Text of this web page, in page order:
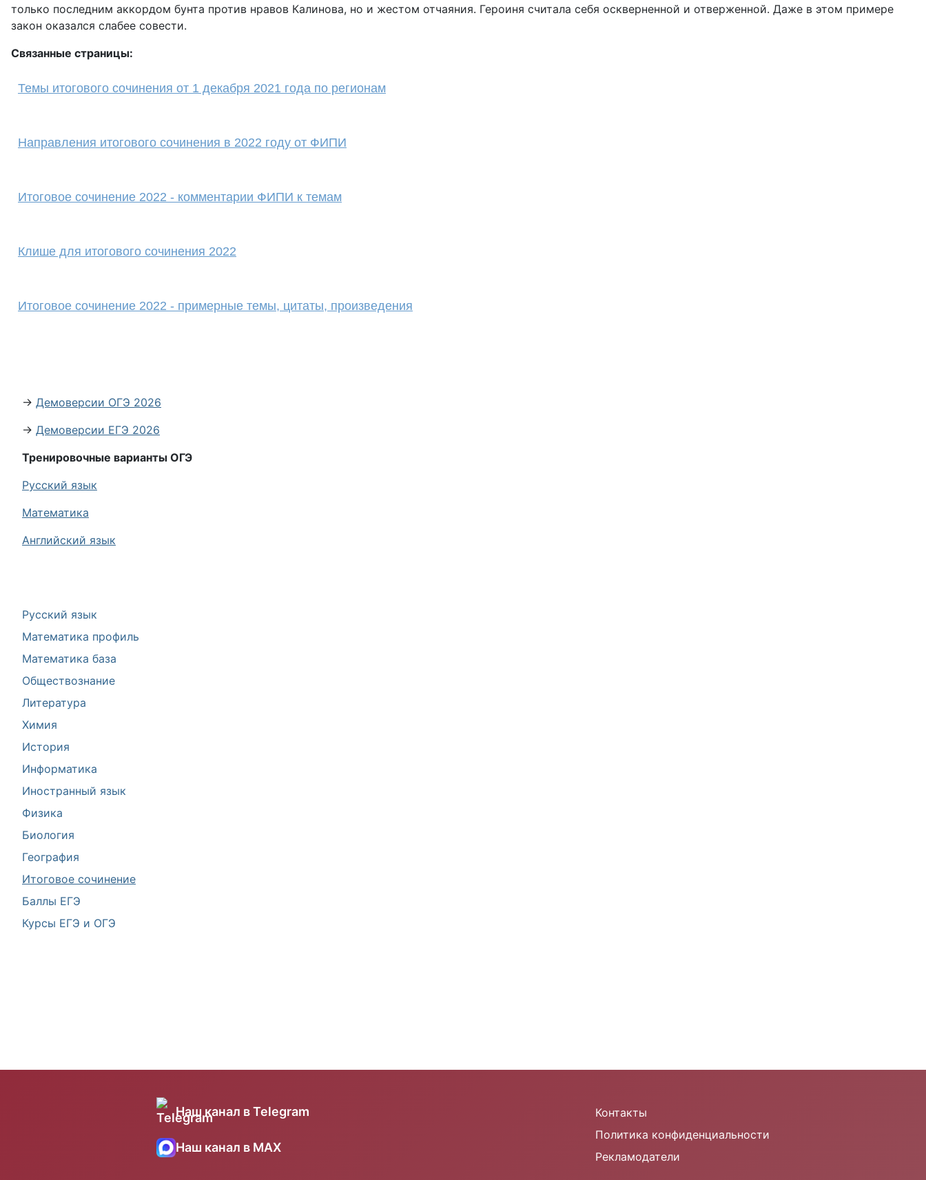
Русский язык
Математика профиль
Математика база
Обществознание
Литература
Химия
История
Информатика
Иностранный язык
Физика
Биология
География
Итоговое сочинение
Баллы ЕГЭ
Курсы ЕГЭ и ОГЭ
только последним аккордом бунта против нравов Калинова, но и жестом отчаяния. Героиня считала себя оскверненной и отверженной. Даже в этом примере
закон оказался слабее совести.
Связанные страницы:
Темы итогового сочинения от 1 декабря 2021 года по регионам
Направления итогового сочинения в 2022 году от ФИПИ
Итоговое сочинение 2022 - комментарии ФИПИ к темам
Клише для итогового сочинения 2022
Итоговое сочинение 2022 - примерные темы, цитаты, произведения
→ Демоверсии ОГЭ 2026
→ Демоверсии ЕГЭ 2026
Тренировочные варианты ОГЭ
Русский язык
Математика
Английский язык
Наш канал в Telegram
Наш канал в MAX
Контакты
Политика конфиденциальности
Рекламодатели